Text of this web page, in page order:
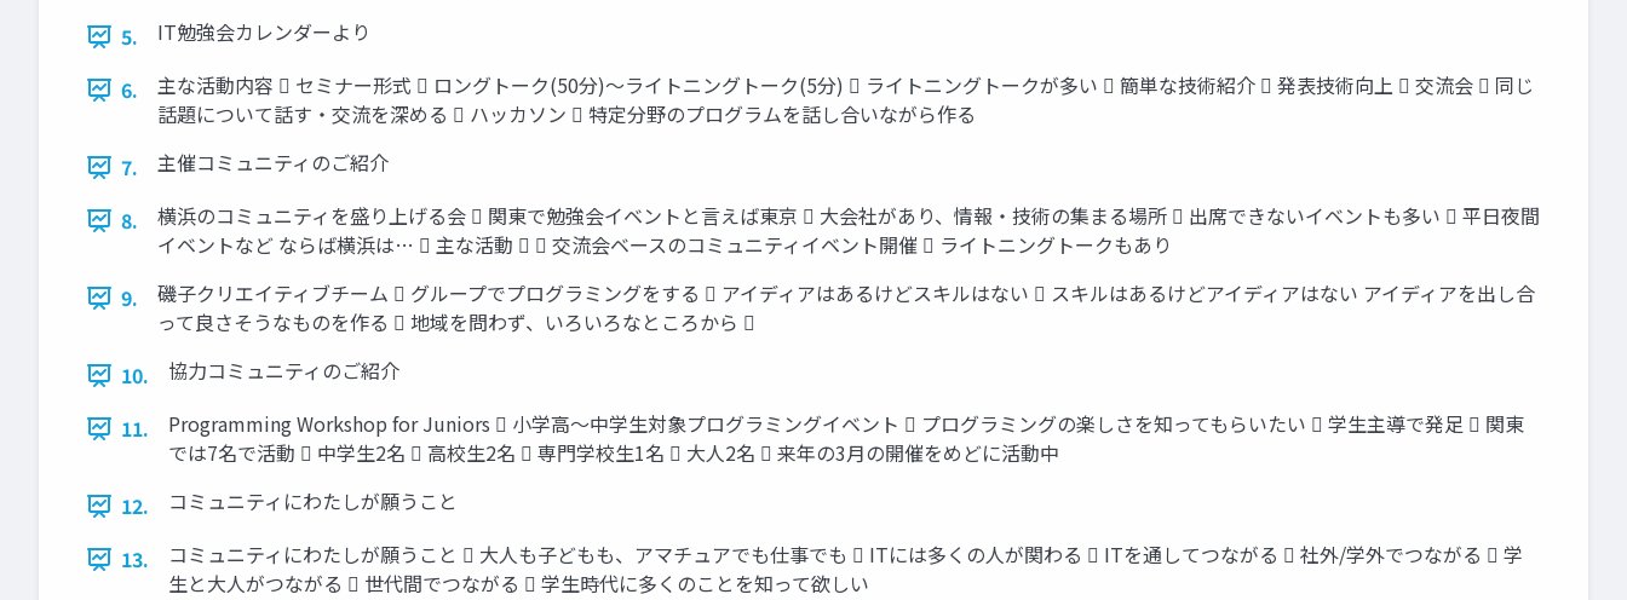
5.
IT勉強会カレンダーより
6.
主な活動内容  セミナー形式  ロングトーク(50分)～ライトニングトーク(5分)  ライトニングトークが多い  簡単な技術紹介  発表技術向上  交流会  同じ
話題について話す・交流を深める  ハッカソン  特定分野のプログラムを話し合いながら作る
7.
主催コミュニティのご紹介
8.
横浜のコミュニティを盛り上げる会  関東で勉強会イベントと言えば東京  大会社があり、情報・技術の集まる場所  出席できないイベントも多い  平日夜間
イベントなど ならば横浜は…  主な活動   交流会ベースのコミュニティイベント開催  ライトニングトークもあり
9.
磯子クリエイティブチーム  グループでプログラミングをする  アイディアはあるけどスキルはない  スキルはあるけどアイディアはない アイディアを出し合
って良さそうなものを作る  地域を問わず、いろいろなところから 
10.
協力コミュニティのご紹介
11.
Programming Workshop for Juniors  小学高～中学生対象プログラミングイベント  プログラミングの楽しさを知ってもらいたい  学生主導で発足  関東
では7名で活動  中学生2名  高校生2名  専門学校生1名  大人2名  来年の3月の開催をめどに活動中
12.
コミュニティにわたしが願うこと
13.
コミュニティにわたしが願うこと  大人も子どもも、アマチュアでも仕事でも  ITには多くの人が関わる  ITを通してつながる  社外/学外でつながる  学
生と大人がつながる  世代間でつながる  学生時代に多くのことを知って欲しい